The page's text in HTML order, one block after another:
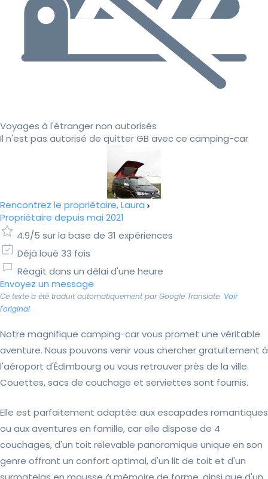
Voyages à l'étranger non autorisés
Il n'est pas autorisé de quitter GB avec ce camping-car
Rencontrez le propriétaire, Laura
Propriétaire depuis mai 2021
4.9/5 sur la base de 31 expériences
Déjà loué 33 fois
Réagit dans un délai d'une heure
Envoyez un message
Ce texte a été traduit automatiquement par Google Translate. Voir
l'original
Notre magnifique camping-car vous promet une véritable
aventure. Nous pouvons venir vous chercher gratuitement à
l'aéroport d'Édimbourg ou vous retrouver près de la ville.
Couettes, sacs de couchage et serviettes sont fournis.
Elle est parfaitement adaptée aux escapades romantiques
ou aux aventures en famille, car elle dispose de 4
couchages, d'un toit relevable panoramique unique en son
genre offrant un confort optimal, d'un lit de toit et d'un